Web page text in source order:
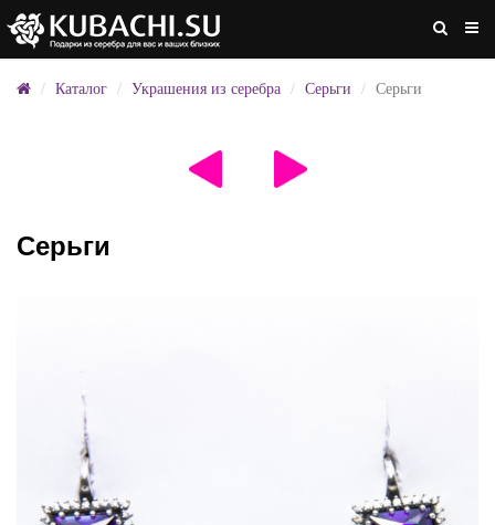
Каталог Украшения из серебра Серьги Серьги
Серьги